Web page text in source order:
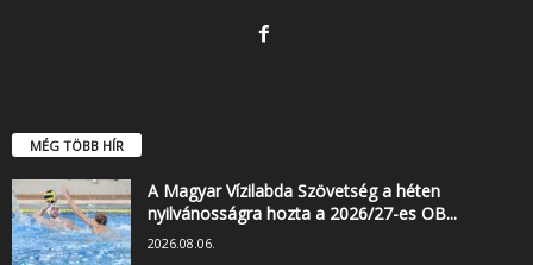
MÉG TÖBB HÍR
A Magyar Vízilabda Szövetség a héten
nyilvánosságra hozta a 2026/27-es OB...
2026.08.06.